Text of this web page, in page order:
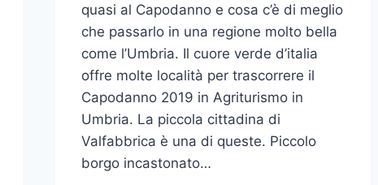
quasi al Capodanno e cosa c’è di meglio
che passarlo in una regione molto bella
come l’Umbria. Il cuore verde d’italia
offre molte località per trascorrere il
Capodanno 2019 in Agriturismo in
Umbria. La piccola cittadina di
Valfabbrica è una di queste. Piccolo
borgo incastonato…